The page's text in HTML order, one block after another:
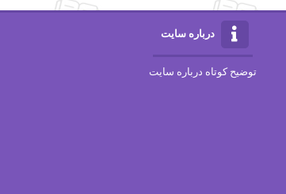
درباره سایت
توضیح کوتاه درباره سایت